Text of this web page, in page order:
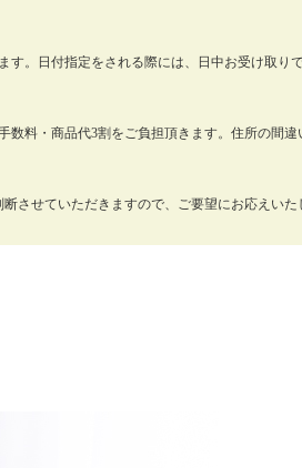
す。日付指定をされる際には、日中お受け取り
料・商品代3割をご負担頂きます。住所の間違
させていただきますので、ご要望にお応えいた